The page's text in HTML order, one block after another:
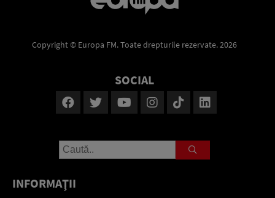
Copyright © Europa FM. Toate drepturile rezervate. 2026
SOCIAL
INFORMAŢII